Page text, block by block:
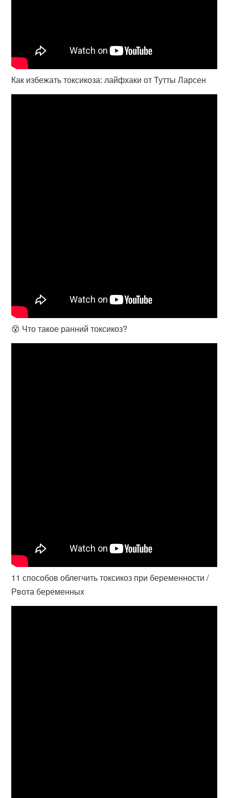
Как избежать токсикоза: лайфхаки от Тутты Ларсен
😵 Что такое ранний токсикоз?
11 способов облегчить токсикоз при беременности /
Рвота беременных